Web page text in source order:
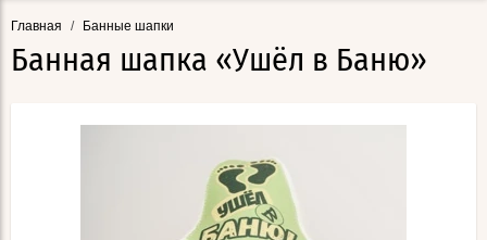
Главная / Банные шапки
Банная шапка «Ушёл в Баню»